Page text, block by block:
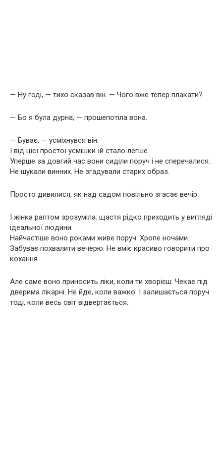
— Ну годі, — тихо сказав він. — Чого вже тепер плакати?
— Бо я була дурна, — прошепотіла вона.
— Буває, — усміхнувся він.
І від цієї простої усмішки їй стало легше.
Уперше за довгий час вони сиділи поруч і не сперечалися.
Не шукали винних. Не згадували старих образ.
Просто дивилися, як над садом повільно згасає вечір.
І жінка раптом зрозуміла: щастя рідко приходить у вигляді
ідеальної людини.
Найчастіше воно роками живе поруч. Хропе ночами.
Забуває похвалити вечерю. Не вміє красиво говорити про
кохання.
Але саме воно приносить ліки, коли ти хворієш. Чекає під
дверима лікарні. Не йде, коли важко. І залишається поруч
тоді, коли весь світ відвертається.